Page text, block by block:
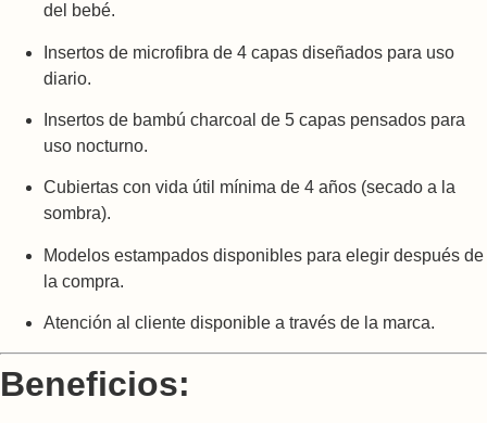
del bebé.
Insertos de microfibra de 4 capas diseñados para uso
diario.
Insertos de bambú charcoal de 5 capas pensados para
uso nocturno.
Cubiertas con vida útil mínima de 4 años (secado a la
sombra).
Modelos estampados disponibles para elegir después de
la compra.
Atención al cliente disponible a través de la marca.
Beneficios: